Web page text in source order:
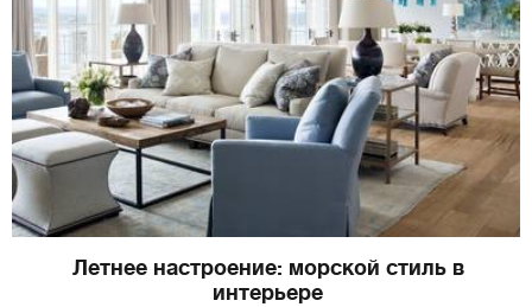
Летнее настроение: морской стиль в
интерьере